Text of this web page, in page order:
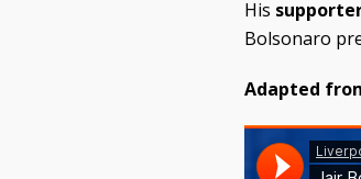
His
Bolsonaro
Adapted